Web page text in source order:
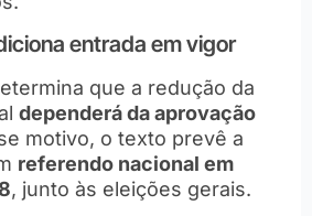
entrada em vigor
que a redução da
dependerá da aprovação
motivo, o texto prevê a
referendo nacional em
, junto às eleições gerais.